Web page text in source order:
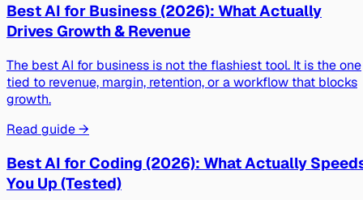
Best AI for Business (2026): What Actually
Drives Growth & Revenue
The best AI for business is not the flashiest tool. It is the one
tied to revenue, margin, retention, or a workflow that blocks
growth.
Read guide →
Best AI for Coding (2026): What Actually
You Up (Tested)